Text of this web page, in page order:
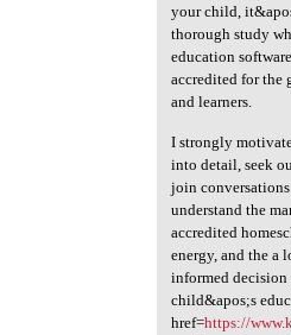
your child,
thorough study
education
accredited for the
and learners.
I strongly
into detail, seek
join
understand the
accredited
energy, and the a
informed decision
child&apos;s
href=https://